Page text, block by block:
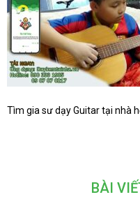
Tìm gia sư dạy Guitar tại nhà
BÀI